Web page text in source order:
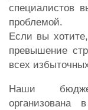
специалистов
проблемой.
Если вы
превышение
всех
Наши
организована